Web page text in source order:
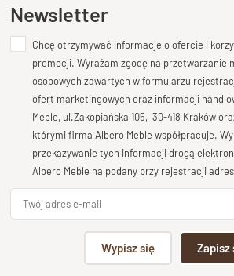
Głębokość
45 cm
Uchwyt
Pod spodnią krawędzią
Szuflady/drzwi
Szuflady na drewnianej
zabezpieczenia dla
wzmacniane metalem od
Wybarwienia-
Opcje
Palisander-Brąz,
Palisander-Naturalny
Stan produktu Zmontowany
Dodaj opinię o produkcie
Twoja ocena
Bardzo dobry
Twoja opinia o produkcie
Podpis
Newsletter
Chcę otrzymywać informacje o ofercie i
promocji. Wyrażam zgodę na przetwarzanie
osobowych zawartych w formularzu
ofert marketingowych oraz informacji
Meble, ul.Zakopiańska 105, 30-418 Kraków
którymi firma Albero Meble współpracuje.
przekazywanie tych informacji drogą
Albero Meble na podany przy rejestracji
Wypisz się Zapisz